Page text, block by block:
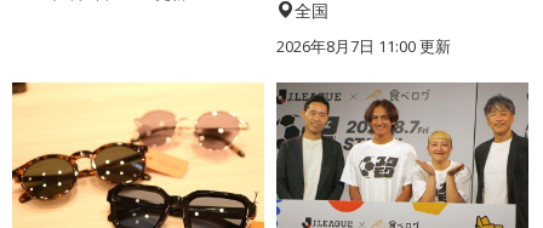
全国
2026年8月7日 11:00更新